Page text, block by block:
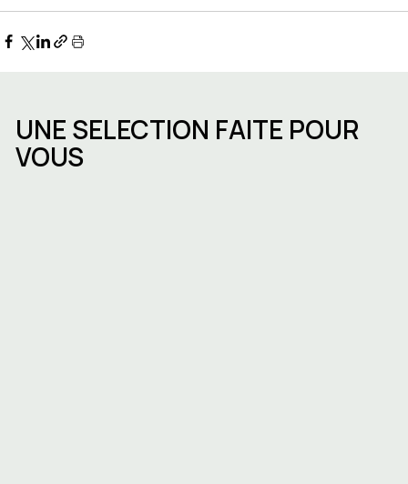
UNE SELECTION FAITE POUR
VOUS